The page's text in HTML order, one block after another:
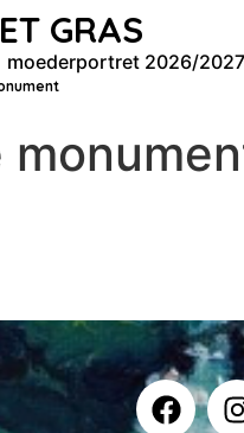
GRAS
moederportret 2026/2027